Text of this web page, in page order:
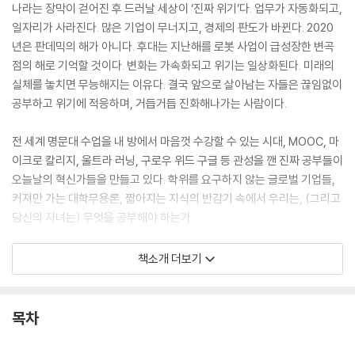
나라는 장막이 걷어진 후 드러날 세상이 ‘진짜 위기’다. 업무가 자동화되고,
일자리가 사라진다. 많은 기업이 무너지고, 경제의 판도가 바뀐다. 2020
년은 판데믹의 해가 아니다. 후대는 지난해를 로봇 사업이 급성장한 변곡
점의 해로 기억할 것이다. 변화는 가속화되고 위기는 일상화된다. 미래의
실체를 놓치면 무능해지는 이유다. 결국 앞으로 살아남는 자들은 끊임없이
공부하고 위기에 적응하며, 거듭거듭 진화해나가는 사람이다.
전 세계 명문대 수업을 내 방에서 마음껏 수강할 수 있는 시대, MOOC, 마
이크로 칼리지, 울트라 러닝, 구로우 위드 구글 등 관성을 깬 진짜 공부들이
오늘날의 혁신가들을 만들고 있다. 학위를 요구하지 않는 글로벌 기업들,
커져만 가는 대학무용론, 짧아지는 지식의 반감기 속에서 우리는, (그리고
당신의 자녀는) 무엇을 공부해야 하는가.
한국을 대표하는 트렌드 분석가, 김용섭이 [언컨택트]에 이어 우리에게 던
지는 두 번째 화두! [프로페셔널 스튜던트]는 거대한 창의적 파괴의 시대
것이다. “변화의 실체를 꿰뚫어 알고 위기를 기회로 써라!”
책소개 더보기
목차